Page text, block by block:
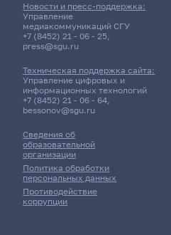
Сведения об
образовательной
организации
Политика обработки
персональных данных
Противодействие
коррупции
Новости и пресс-поддержка:
Управление
медиакоммуникаций СГУ
+7 (8452) 21 - 06 - 25,
press@sgu.ru
Техническая поддержка сайта:
Управление цифровых и
информационных технологий
+7 (8452) 21 - 06 - 64,
bessonov@sgu.ru